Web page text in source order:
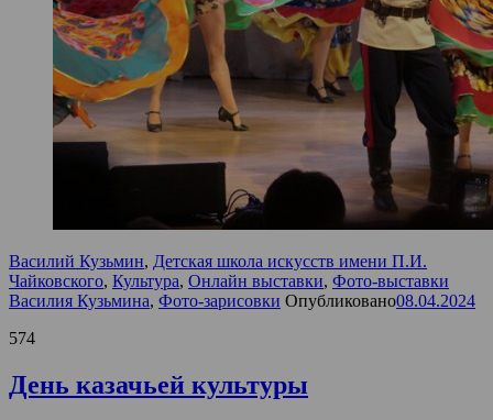
Василий Кузьмин, Детская школа искусств имени П.И.
Чайковского, Культура, Онлайн выставки, Фото-выставки
Василия Кузьмина, Фото-зарисовки Опубликовано08.04.2024
574
День казачьей культуры